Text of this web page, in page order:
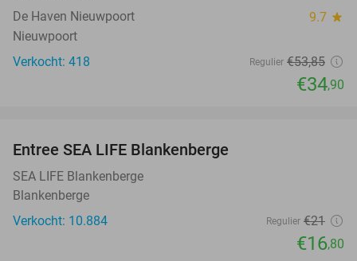
De Haven Nieuwpoort 9.7 star
Nieuwpoort
Verkocht: 418
Regulier €53,85
€34,90
Entree SEA LIFE Blankenberge
SEA LIFE Blankenberge
Blankenberge
Verkocht: 10.884
Regulier €21
€16,80